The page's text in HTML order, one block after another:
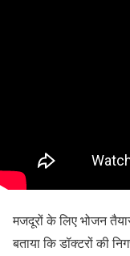
मजदूरों के लिए भोजन
बताया कि डॉक्टरों की